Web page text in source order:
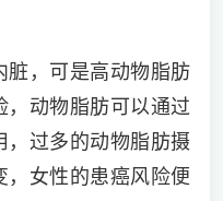
脏，可是高动物脂肪
动物脂肪可以通过
，过多的动物脂肪摄
，女性的患癌风险便